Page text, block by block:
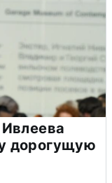
дорогущую